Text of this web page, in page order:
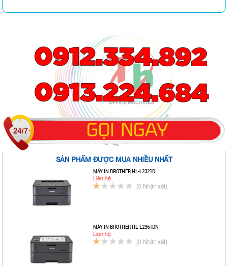
SẢN PHẨM ĐƯỢC MUA NHIỀU NHẤT
MÁY IN BROTHER HL-L2321D
Liên hệ
(0 Nhận xét)
MÁY IN BROTHER HL-L2361DN
Liên hệ
(0 Nhận xét)